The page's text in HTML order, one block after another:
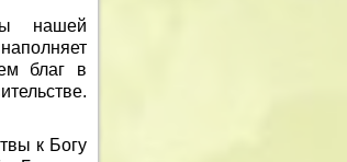
нашей
благ в
к Богу